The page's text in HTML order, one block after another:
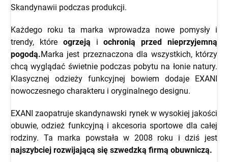
Skandynawii podczas produkcji.
Każdego roku ta marka wprowadza nowe pomysły i
trendy, które ogrzeją iochronią przed nieprzyjemną
pogodą.Marka jest przeznaczona dla wszystkich, którzy
chcą wyglądać świetnie podczas pobytu na łonie natury.
Klasycznej odzieży funkcyjnej bowiem dodaje EXANI
nowoczesnego charakteru i oryginalnego designu.
EXANI zaopatruje skandynawski rynek w wysokiej jakości
obuwie, odzież funkcyjną i akcesoria sportowe dla całej
rodziny. Ta marka powstała w 2008 roku i dziś jest
najszybciej rozwijającą się szwedzką firmą obuwniczą.